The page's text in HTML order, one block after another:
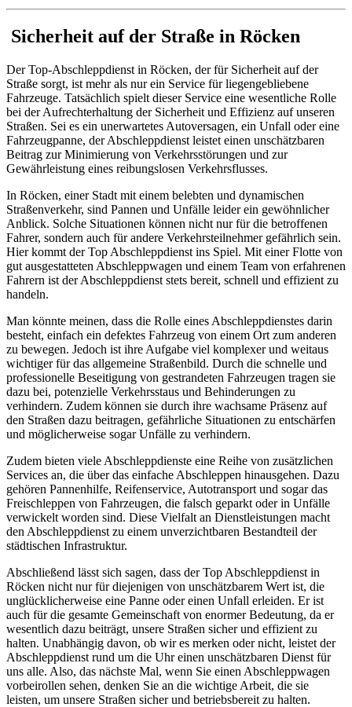
Sicherheit auf der Straße in Röcken
Der Top-Abschleppdienst in Röcken, der für Sicherheit auf der
Straße sorgt, ist mehr als nur ein Service für liegengebliebene
Fahrzeuge. Tatsächlich spielt dieser Service eine wesentliche Rolle
bei der Aufrechterhaltung der Sicherheit und Effizienz auf unseren
Straßen. Sei es ein unerwartetes Autoversagen, ein Unfall oder eine
Fahrzeugpanne, der Abschleppdienst leistet einen unschätzbaren
Beitrag zur Minimierung von Verkehrsstörungen und zur
Gewährleistung eines reibungslosen Verkehrsflusses.
In Röcken, einer Stadt mit einem belebten und dynamischen
Straßenverkehr, sind Pannen und Unfälle leider ein gewöhnlicher
Anblick. Solche Situationen können nicht nur für die betroffenen
Fahrer, sondern auch für andere Verkehrsteilnehmer gefährlich sein.
Hier kommt der Top Abschleppdienst ins Spiel. Mit einer Flotte von
gut ausgestatteten Abschleppwagen und einem Team von erfahrenen
Fahrern ist der Abschleppdienst stets bereit, schnell und effizient zu
handeln.
Man könnte meinen, dass die Rolle eines Abschleppdienstes darin
besteht, einfach ein defektes Fahrzeug von einem Ort zum anderen
zu bewegen. Jedoch ist ihre Aufgabe viel komplexer und weitaus
wichtiger für das allgemeine Straßenbild. Durch die schnelle und
professionelle Beseitigung von gestrandeten Fahrzeugen tragen sie
dazu bei, potenzielle Verkehrsstaus und Behinderungen zu
verhindern. Zudem können sie durch ihre wachsame Präsenz auf
den Straßen dazu beitragen, gefährliche Situationen zu entschärfen
und möglicherweise sogar Unfälle zu verhindern.
Zudem bieten viele Abschleppdienste eine Reihe von zusätzlichen
Services an, die über das einfache Abschleppen hinausgehen. Dazu
gehören Pannenhilfe, Reifenservice, Autotransport und sogar das
Freischleppen von Fahrzeugen, die falsch geparkt oder in Unfälle
verwickelt worden sind. Diese Vielfalt an Dienstleistungen macht
den Abschleppdienst zu einem unverzichtbaren Bestandteil der
städtischen Infrastruktur.
Abschließend lässt sich sagen, dass der Top Abschleppdienst in
Röcken nicht nur für diejenigen von unschätzbarem Wert ist, die
unglücklicherweise eine Panne oder einen Unfall erleiden. Er ist
auch für die gesamte Gemeinschaft von enormer Bedeutung, da er
wesentlich dazu beiträgt, unsere Straßen sicher und effizient zu
halten. Unabhängig davon, ob wir es merken oder nicht, leistet der
Abschleppdienst rund um die Uhr einen unschätzbaren Dienst für
uns alle. Also, das nächste Mal, wenn Sie einen Abschleppwagen
vorbeirollen sehen, denken Sie an die wichtige Arbeit, die sie
leisten, um unsere Straßen sicher und betriebsbereit zu halten.